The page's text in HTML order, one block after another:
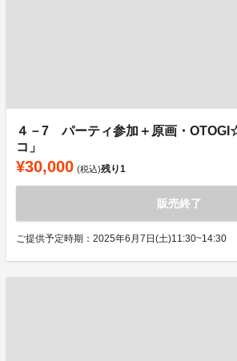
４－7 パーティ参加＋原画・
コ」
¥30,000 (税込)残り1
販売終了
ご提供予定時期：2025年6月7日(土)11:30~14:30